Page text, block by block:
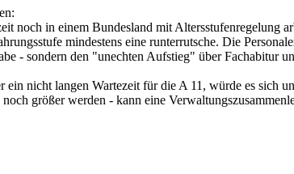
noch in einem Bundesland mit Altersstufenregelung
mindestens eine runterrutsche. Die
- sondern den "unechten Aufstieg" über Fachabitur
nicht langen Wartezeit für die A 11, würde es sich
größer werden - kann eine